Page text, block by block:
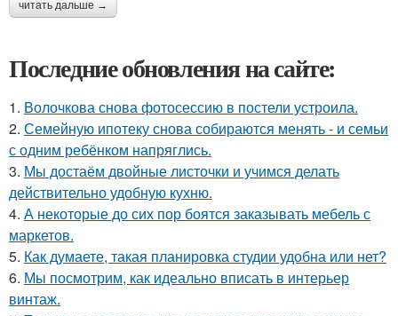
читать дальше →
Последние обновления на сайте:
1. Волочкова снова фотосессию в постели устроила.
2. Семейную ипотеку снова собираются менять - и семьи
с одним ребёнком напряглись.
3. Мы достаём двойные листочки и учимся делать
действительно удобную кухню.
4. А некоторые до сих пор боятся заказывать мебель с
маркетов.
5. Как думаете, такая планировка студии удобна или нет?
6. Мы посмотрим, как идеально вписать в интерьер
винтаж.